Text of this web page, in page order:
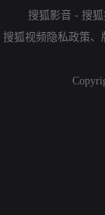
搜狐影音 - 搜
搜狐视频隐私政策、